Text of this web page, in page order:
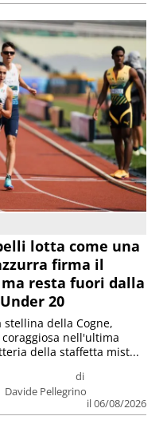
lotta come una
firma il
resta fuori dalla
20
di
Davide Pellegrino
il 06/08/2026
della Cogne,
nell'ultima
della staffetta mist...